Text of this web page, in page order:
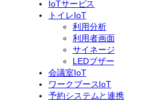
IoTサービス
トイレIoT
利用分析
利用者画面
サイネージ
LEDブザー
会議室IoT
ワークブースIoT
予約システムと連携